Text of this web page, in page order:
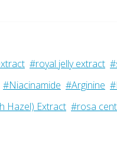
#royal jelly extract
#Niacinamide #Arginine
Hazel) Extract #rosa